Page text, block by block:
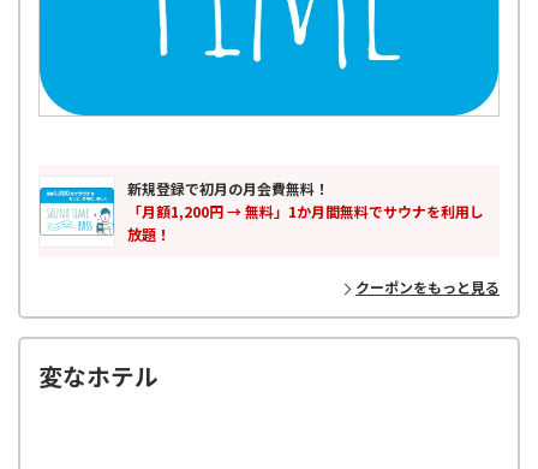
新規登録で初月の月会費無料！
「月額1,200円 → 無料」1か月間無料でサウナを利用し
放題！
クーポンをもっと見る
変なホテル